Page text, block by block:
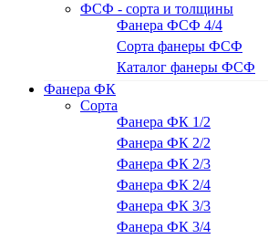
ФСФ - сорта и толщины
Фанера ФСФ 4/4
Сорта фанеры ФСФ
Каталог фанеры ФСФ
Фанера ФК
Сорта
Фанера ФК 1/2
Фанера ФК 2/2
Фанера ФК 2/3
Фанера ФК 2/4
Фанера ФК 3/3
Фанера ФК 3/4